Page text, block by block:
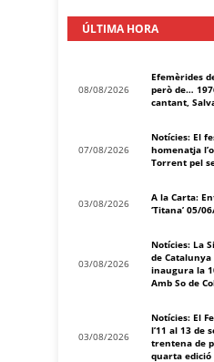
ÚLTIMA HORA
08/08/2026
Efemèrides
però de…
cantant,
07/08/2026
Notícies: El
homenatja
Torrent pel
03/08/2026
A la Carta:
‘Titana’ 05/
03/08/2026
Notícies: La
de Catalunya
inaugura la
Amb So de
03/08/2026
Notícies: El
l’11 al 13 de
trentena de
quarta edició